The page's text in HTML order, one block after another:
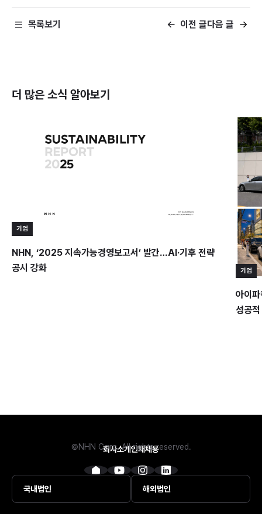
목록보기 이전 글다음 글
더 많은 소식 알아보기
기업
NHN, ‘2025 지속가능경영보고서’ 발간…AI·기후 전략
공시 강화
기업
아이
성공
회사소개인재채용
©NHN Corp. All rights reserved.
국내법인 해외법인